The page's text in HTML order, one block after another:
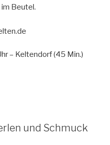
Beutel.
– Keltendorf (45 Min.)
und Schmuck